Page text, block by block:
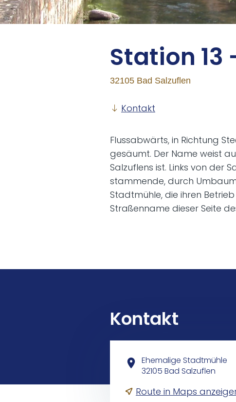
©
Sta­ti­on
32105 Bad Salzuflen
Kontakt
Flussabwärts, in Richtung
gesäumt. Der Name weist
Salzuflens ist. Links von der
stammende, durch
Stadtmühle, die ihren
Straßenname dieser Seite
Kontakt
Ehemalige Stadtmühle
32105 Bad Salzuflen
Route in Maps